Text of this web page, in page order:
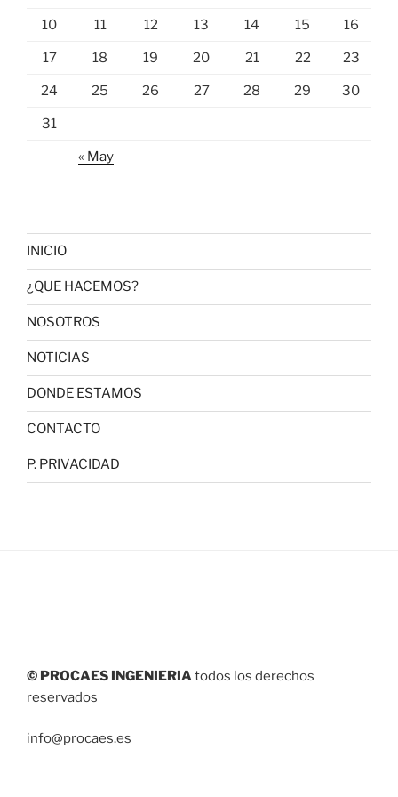
10 11 12 13 14 15 16
17 18 19 20 21 22 23
24 25 26 27 28 29 30
31
« May
INICIO
¿QUE HACEMOS?
NOSOTROS
NOTICIAS
DONDE ESTAMOS
CONTACTO
P. PRIVACIDAD
© PROCAES INGENIERIA todos los derechos
reservados
info@procaes.es